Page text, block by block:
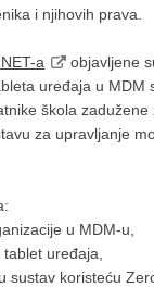
i njihovih prava.
a
objavljene
uređaja u MDM
škola zadužene
za upravljanje
u MDM-u,
uređaja,
sustav koristeću